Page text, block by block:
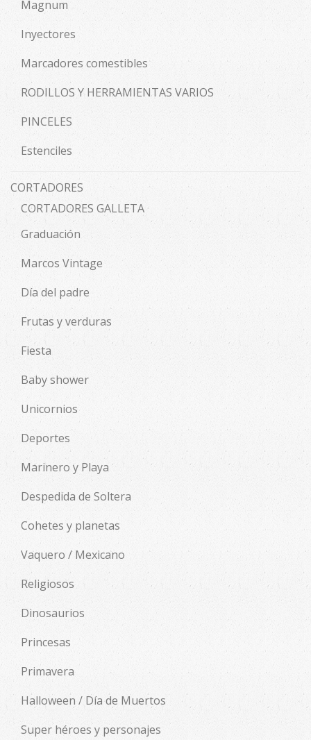
Magnum
Inyectores
Marcadores comestibles
RODILLOS Y HERRAMIENTAS VARIOS
PINCELES
Estenciles
CORTADORES
CORTADORES GALLETA
Graduación
Marcos Vintage
Día del padre
Frutas y verduras
Fiesta
Baby shower
Unicornios
Deportes
Marinero y Playa
Despedida de Soltera
Cohetes y planetas
Vaquero / Mexicano
Religiosos
Dinosaurios
Princesas
Primavera
Halloween / Día de Muertos
Super héroes y personajes